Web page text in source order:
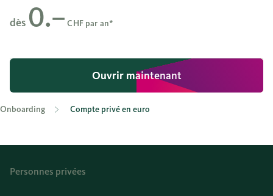
dès 0.– CHF par an*
Ouvrir maintenant
Ouvrir maintenant
Onboarding Compte privé en euro
Personnes privées